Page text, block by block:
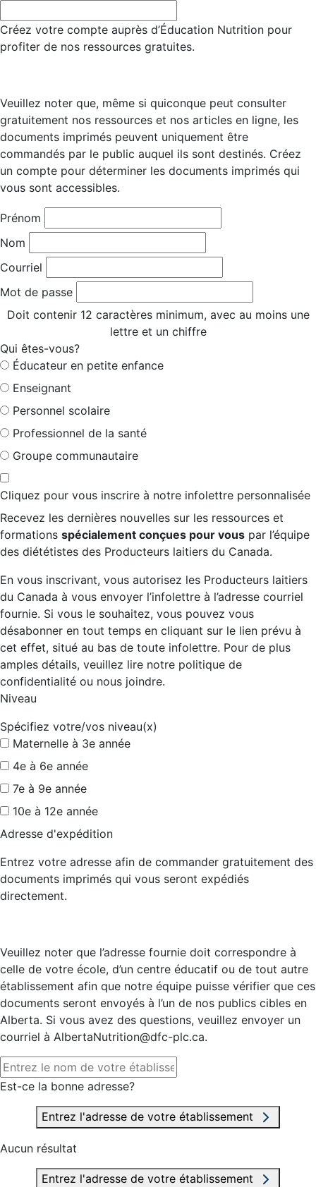
Créez votre compte auprès d’Éducation Nutrition pour
profiter de nos ressources gratuites.
Veuillez noter que, même si quiconque peut consulter
gratuitement nos ressources et nos articles en ligne, les
documents imprimés peuvent uniquement être
commandés par le public auquel ils sont destinés. Créez
un compte pour déterminer les documents imprimés qui
vous sont accessibles.
Prénom
Nom
Courriel
Mot de passe
Doit contenir 12 caractères minimum, avec au moins une
lettre et un chiffre
Qui êtes-vous?
Éducateur en petite enfance
Enseignant
Personnel scolaire
Professionnel de la santé
Groupe communautaire
Cliquez pour vous inscrire à notre infolettre personnalisée
Recevez les dernières nouvelles sur les ressources et
formations spécialement conçues pour vous par l’équipe
des diététistes des Producteurs laitiers du Canada.
En vous inscrivant, vous autorisez les Producteurs laitiers
du Canada à vous envoyer l’infolettre à l’adresse courriel
fournie. Si vous le souhaitez, vous pouvez vous
désabonner en tout temps en cliquant sur le lien prévu à
cet effet, situé au bas de toute infolettre. Pour de plus
amples détails, veuillez lire notre politique de
confidentialité ou nous joindre.
Niveau
Spécifiez votre/vos niveau(x)
Maternelle à 3e année
4e à 6e année
7e à 9e année
10e à 12e année
Adresse d'expédition
Entrez votre adresse afin de commander gratuitement des
documents imprimés qui vous seront expédiés
directement.
Veuillez noter que l’adresse fournie doit correspondre à
celle de votre école, d’un centre éducatif ou de tout autre
établissement afin que notre équipe puisse vérifier que ces
documents seront envoyés à l’un de nos publics cibles en
Alberta. Si vous avez des questions, veuillez envoyer un
courriel à AlbertaNutrition@dfc-plc.ca.
Est-ce la bonne adresse?
Entrez l'adresse de votre établissement
Aucun résultat
Entrez l'adresse de votre établissement